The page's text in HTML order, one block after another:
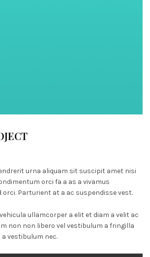
urna aliquam sit suscipit amet nisi
orci fa a as a vivamus
orci. Parturient at a ac suspendisse vest.
ullamcorper a elit et diam a velit ac
non non libero vel vestibulum a fringilla
vestibulum nec.